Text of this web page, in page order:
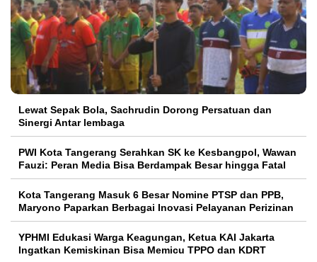
Lewat Sepak Bola, Sachrudin Dorong Persatuan dan
Sinergi Antar lembaga
PWI Kota Tangerang Serahkan SK ke Kesbangpol, Wawan
Fauzi: Peran Media Bisa Berdampak Besar hingga Fatal
Kota Tangerang Masuk 6 Besar Nomine PTSP dan PPB,
Maryono Paparkan Berbagai Inovasi Pelayanan Perizinan
YPHMI Edukasi Warga Keagungan, Ketua KAI Jakarta
Ingatkan Kemiskinan Bisa Memicu TPPO dan KDRT